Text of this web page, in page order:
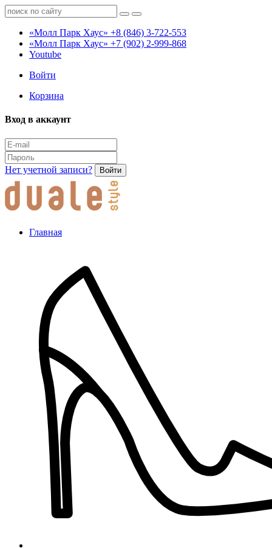
«Молл Парк Хаус» +8 (846) 3-722-553
«Молл Парк Хаус» +7 (902) 2-999-868
Youtube
Войти
Корзина
Вход в аккаунт
Нет учетной записи? Войти
Главная